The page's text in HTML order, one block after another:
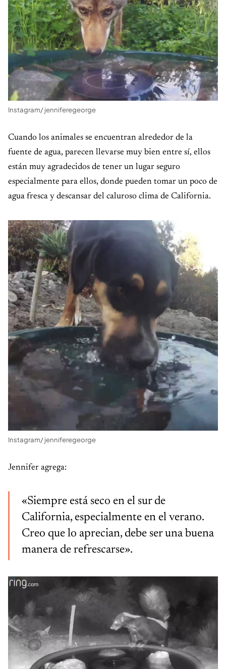
Instagram/ jenniferegeorge
Cuando los animales se encuentran alrededor de la
fuente de agua, parecen llevarse muy bien entre sí, ellos
están muy agradecidos de tener un lugar seguro
especialmente para ellos, donde pueden tomar un poco de
agua fresca y descansar del caluroso clima de California.
Instagram/ jenniferegeorge
Jennifer agrega:
«Siempre está seco en el sur de
California, especialmente en el verano.
Creo que lo aprecian, debe ser una buena
manera de refrescarse».